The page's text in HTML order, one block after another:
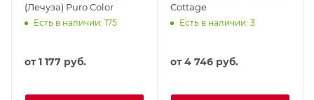
(Лечуза) Puro Color
Есть в наличии: 175
от1 177 руб.
Cottage
Есть в наличии: 3
от4 746 руб.